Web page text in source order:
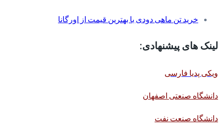
خرید تن ماهی دودی با بهترین قیمت از اورگانا
لینک های پیشنهادی:
ویکی پدیا فارسی
دانشگاه صنعتی اصفهان
دانشگاه صنعت نفت